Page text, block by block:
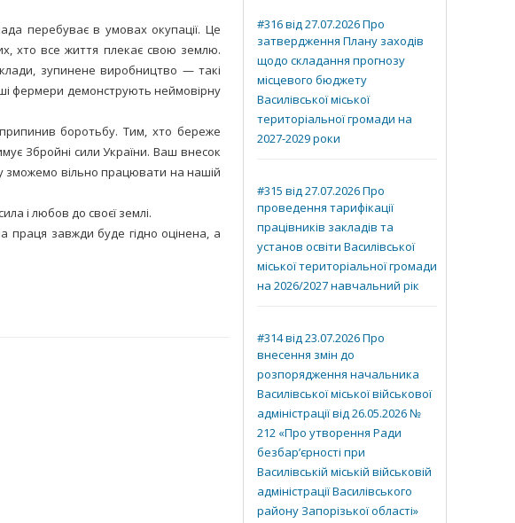
перебуває в умовах окупації. Це
хто все життя плекає свою землю.
зупинене виробництво — такі
фермери демонструють неймовірну
боротьбу. Тим, хто береже
Збройні сили України. Ваш внесок
зможемо вільно працювати на нашій
і любов до своєї землі.
праця завжди буде гідно оцінена, а
#316 від 27.07.2026 Про
затвердження Плану заходів
щодо складання прогнозу
місцевого бюджету
Василівської міської
територіальної громади на
2027-2029 роки
#315 від 27.07.2026 Про
проведення тарифікації
працівників закладів та
установ освіти Василівської
міської територіальної громади
на 2026/2027 навчальний рік
#314 від 23.07.2026 Про
внесення змін до
розпорядження начальника
Василівської міської військової
адміністрації від 26.05.2026 №
212 «Про утворення Ради
безбар’єрності при
Василівській міській військовій
адміністрації Василівського
району Запорізької області»